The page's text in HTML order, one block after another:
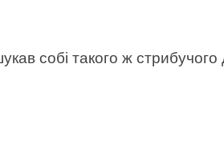
собі такого ж стрибучого